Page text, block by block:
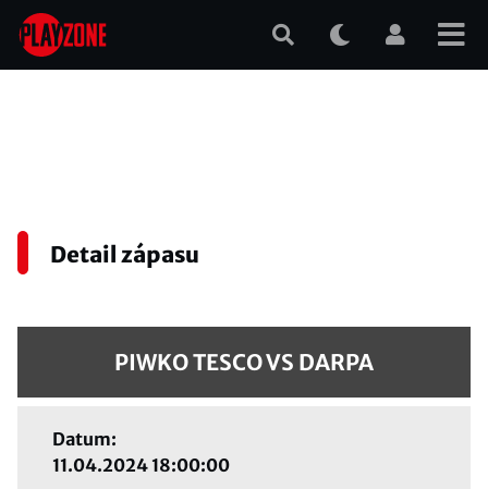
Přejít
hlavnímu
Detail zápasu
PIWKO TESCO VS DARPA
Datum:
11.04.2024 18:00:00